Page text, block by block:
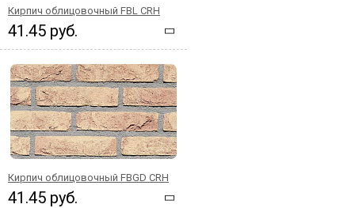
Кирпич облицовочный FBL CRH
41.45 руб.
Кирпич облицовочный FBGD CRH
41.45 руб.